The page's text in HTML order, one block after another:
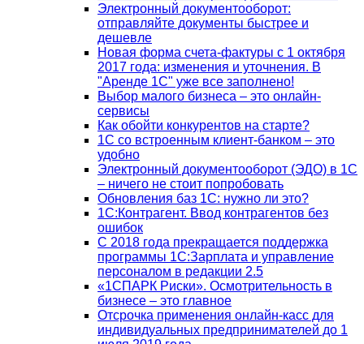
Электронный документооборот:
отправляйте документы быстрее и
дешевле
Новая форма счета-фактуры с 1 октября
2017 года: изменения и уточнения. В
"Аренде 1С" уже все заполнено!
Выбор малого бизнеса – это онлайн-
сервисы
Как обойти конкурентов на старте?
1C со встроенным клиент-банком – это
удобно
Электронный документооборот (ЭДО) в 1С
– ничего не стоит попробовать
Обновления баз 1С: нужно ли это?
1С:Контрагент. Ввод контрагентов без
ошибок
С 2018 года прекращается поддержка
программы 1С:Зарплата и управление
персоналом в редакции 2.5
«1СПАРК Риски». Осмотрительность в
бизнесе – это главное
Отсрочка применения онлайн-касс для
индивидуальных предпринимателей до 1